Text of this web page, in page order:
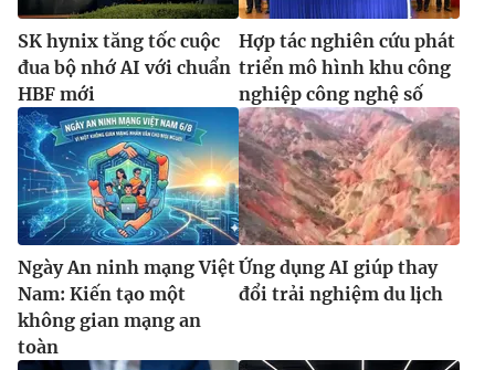
SK hynix tăng tốc cuộc
đua bộ nhớ AI với chuẩn
HBF mới
Hợp tác nghiên cứu phát
triển mô hình khu công
nghiệp công nghệ số
Ngày An ninh mạng Việt
Nam: Kiến tạo một
không gian mạng an
toàn
Ứng dụng AI giúp thay
đổi trải nghiệm du lịch